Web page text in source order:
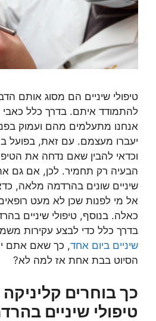
טיפולי שיניים הם מסוג אותם
להתמודד איתם. בדרך כלל כאבי
אנחנו מתעלמים מהם ועמוק
יעברו מעצמם. עם זאת, בפועל
וכדאי להבין שאם נדחה את
הבעיה רק תחמיר. לכן, אם גם
שיניים שונים בהרדמה מלאה,
אל מי לפנות שכן לא מעט
כאלה. בנוסף, טיפולי שיניים
בדרך כלל כדי לבצע עקירות
שיניים ביום אחד, כך שאם אתם
הסיוט בבת אחת אז למה לא?
כך בוחרים
טיפולי שיניים